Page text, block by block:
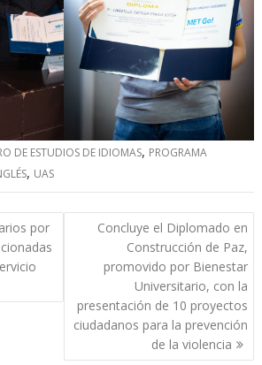
DE ESTUDIOS DE IDIOMAS, PROGRAMA
, UAS
por
Concluye el Diplomado en
Construcción de Paz,
promovido por Bienestar
Universitario, con la
presentación de 10 proyectos
ciudadanos para la prevención
de la violencia